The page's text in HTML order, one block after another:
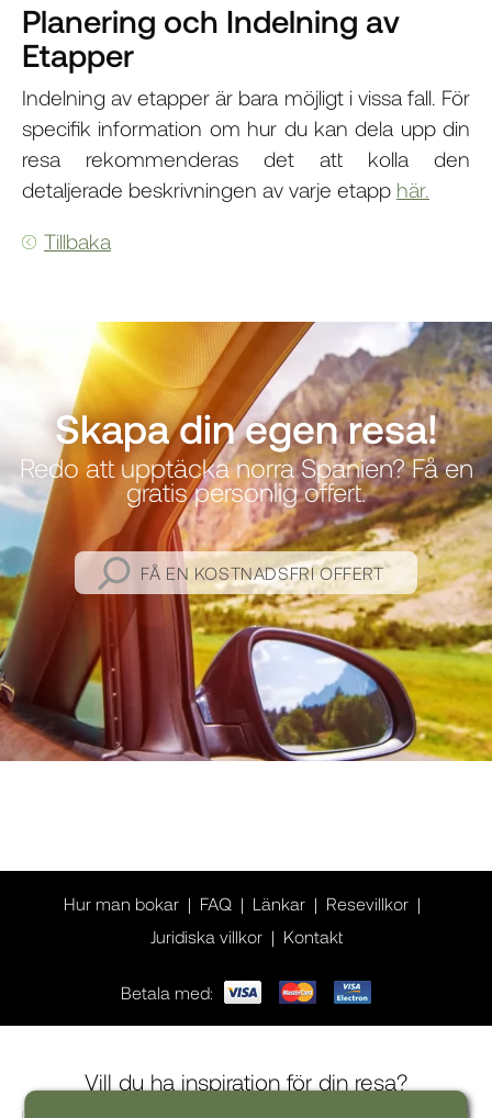
Planering och Indelning av
Etapper
Indelning av etapper är bara möjligt i vissa fall. För
specifik information om hur du kan dela upp din
resa rekommenderas det att kolla den
detaljerade beskrivningen av varje etapp här.
Tillbaka
Skapa din egen resa!
Redo att upptäcka norra Spanien? Få en
gratis personlig offert.
FÅ EN KOSTNADSFRI OFFERT
Hur man bokar FAQ Länkar
Resevillkor
Juridiska villkor
Kontakt
Betala med:
Vill du ha inspiration för din resa?